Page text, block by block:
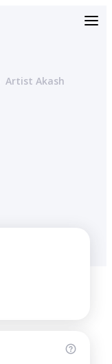
Artist Akash